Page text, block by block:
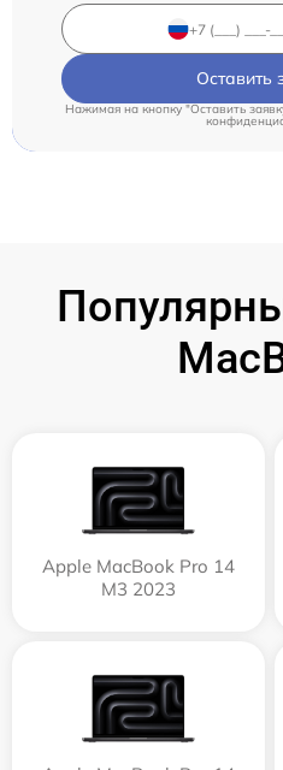
Оставить
Нажимая на кнопку "Оставить
Apple MacBook Pro 14
M3 2023